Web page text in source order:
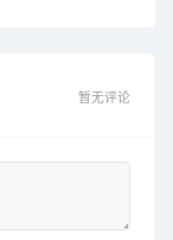
暂无评论